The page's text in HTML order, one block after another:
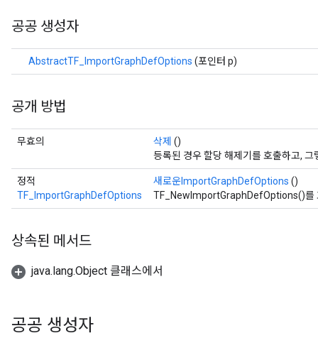
공공 생성자
AbstractTF_ImportGraphDefOptions (포인터 p)
공개 방법
무효의 삭제 ()
등록된 경우 할당 해제기를 호출하고,
정적
TF_ImportGraphDefOptions
새로운ImportGraphDefOptions ()
TF_NewImportGraphDefOptions()를
상속된 메서드
java.lang.Object 클래스에서
공공 생성자